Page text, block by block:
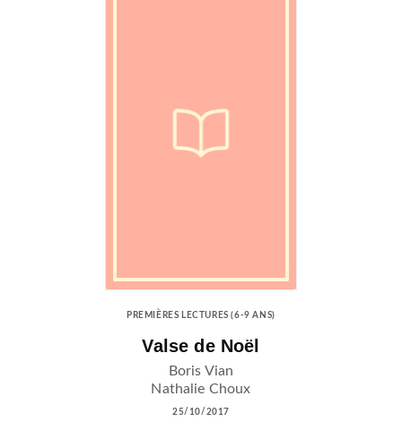
PREMIÈRES LECTURES (6-9 ANS)
Valse de Noël
Boris Vian
Nathalie Choux
25/10/2017